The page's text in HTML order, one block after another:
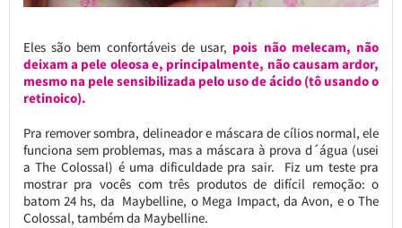
Eles são bem confortáveis de usar, pois não melecam, não
deixam a pele oleosa e, principalmente, não causam ardor,
mesmo na pele sensibilizada pelo uso de ácido (tô usando o
retinoico).
Pra remover sombra, delineador e máscara de cílios normal, ele
funciona sem problemas, mas a máscara à prova d´água (usei
a The Colossal) é uma dificuldade pra sair. Fiz um teste pra
mostrar pra vocês com três produtos de difícil remoção: o
batom 24 hs, da Maybelline, o Mega Impact, da Avon, e o The
Colossal, também da Maybelline.